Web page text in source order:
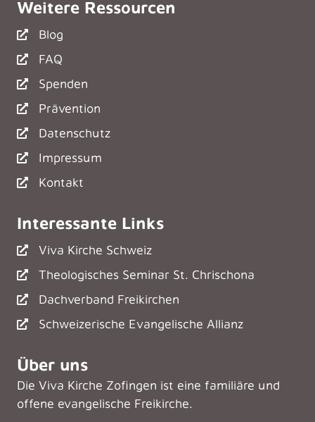
Weitere Ressourcen
Blog
FAQ
Spenden
Prävention
Datenschutz
Impressum
Kontakt
Interessante Links
Viva Kirche Schweiz
Theologisches Seminar St. Chrischona
Dachverband Freikirchen
Schweizerische Evangelische Allianz
Über uns
Die Viva Kirche Zofingen ist eine familiäre und
offene evangelische Freikirche.